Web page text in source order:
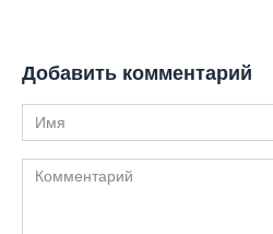
Добавить комментарий
Имя
Комментарий